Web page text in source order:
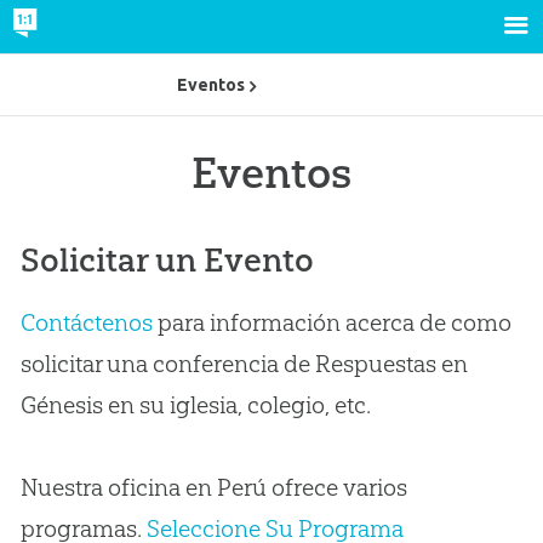
Eventos
Solicitar un Evento
Contáctenospara información acerca de como
solicitar una conferencia de Respuestas en
Génesis en su iglesia, colegio, etc.
Nuestra oficina en Perú ofrece varios
programas. Seleccione Su Programa
Eventos